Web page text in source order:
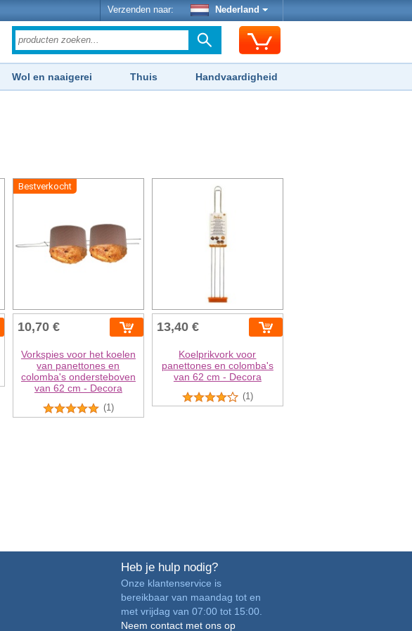
Verzenden naar: Nederland
Wol en naaigerei Thuis Handvaardigheid
Bestverkocht
10,70 €
Vorkspies voor het koelen
van panettones en
colomba's ondersteboven
van 62 cm - Decora
(1)
13,40 €
Koelprikvork voor
panettones en colomba's
van 62 cm - Decora
(1)
Heb je hulp nodig?
Onze klantenservice is
bereikbaar van maandag tot en
met vrijdag van 07:00 tot 15:00.
Neem contact met ons op